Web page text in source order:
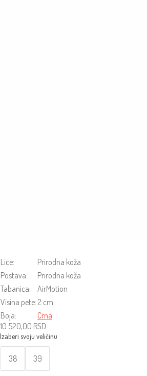
Lice:
Prirodna koža
Postava:
Prirodna koža
Tabanica:
AirMotion
Visina pete: 2 cm
Boja:
Crna
10.520,00 RSD
38 39